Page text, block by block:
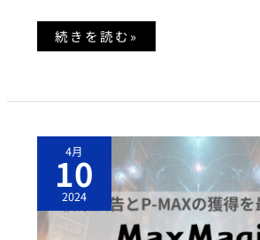
続きを読む»
4月
10
2024
G
O
G
L
E
検